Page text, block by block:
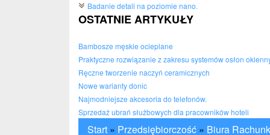
Badanie detali na poziomie nano.
OSTATNIE ARTYKUŁY
Bambosze męskie ocieplane
Praktyczne rozwiązanie z zakresu systemów osłon
Ręczne tworzenie naczyń ceramicznych
Nowe warianty donic
Najmodniejsze akcesoria do telefonów.
Sprzedaż ubrań służbowych dla pracowników hoteli
Start » Przedsiębiorczość » Biura